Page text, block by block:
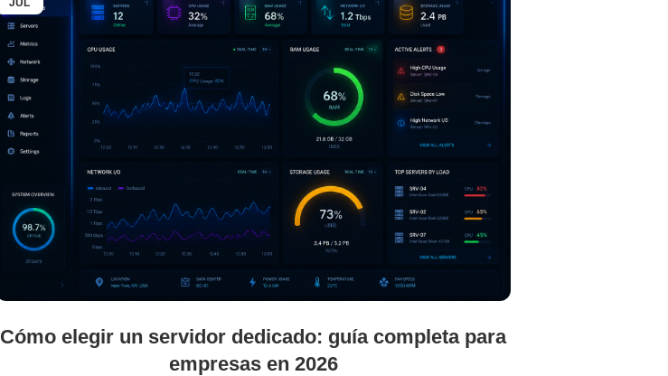
JUL
Cómo elegir un servidor dedicado: guía completa para
empresas en 2026